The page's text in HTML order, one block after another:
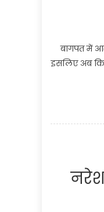
बागपत में
इसलिए अब